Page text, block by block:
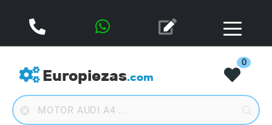
Europiezas.com
0